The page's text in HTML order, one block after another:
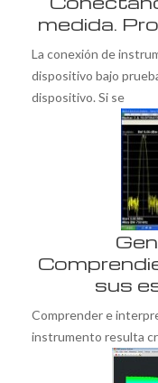
medida.
La conexión de
dispositivo bajo
dispositivo. Si se
sus
Comprender e
instrumento resulta